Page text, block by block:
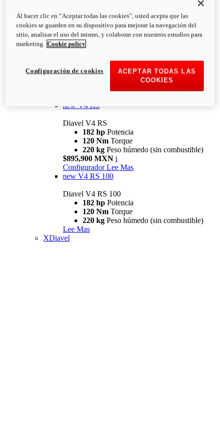
Diavel
V4
Diavel V4
126 NmTorque
223 kg
PESO HÚMEDO SIN
new V4 RS
Diavel V4 RS
182 hp Potencia
120 Nm Torque
220 kg Peso húmedo (sin combustible)
$895,900 MXN i
Configurador Lee Mas
new V4 RS 100
Diavel V4 RS 100
182 hp Potencia
120 Nm Torque
220 kg Peso húmedo (sin combustible)
Lee Mas
XDiavel
Al hacer clic en “Aceptar todas las cookies”, usted acepta que las
cookies se guarden en su dispositivo para mejorar la navegación del
sitio, analizar el uso del mismo, y colaborar con nuestros estudios para
marketing. Cookie policy
ACEPTAR TODAS LAS
COOKIES
Configuración de cookies